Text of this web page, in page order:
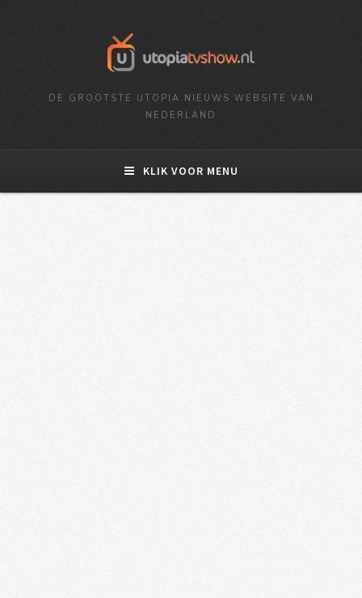
DE GROOTSTE UTOPIA NIEUWS WEBSITE VAN
NEDERLAND
KLIK VOOR MENU